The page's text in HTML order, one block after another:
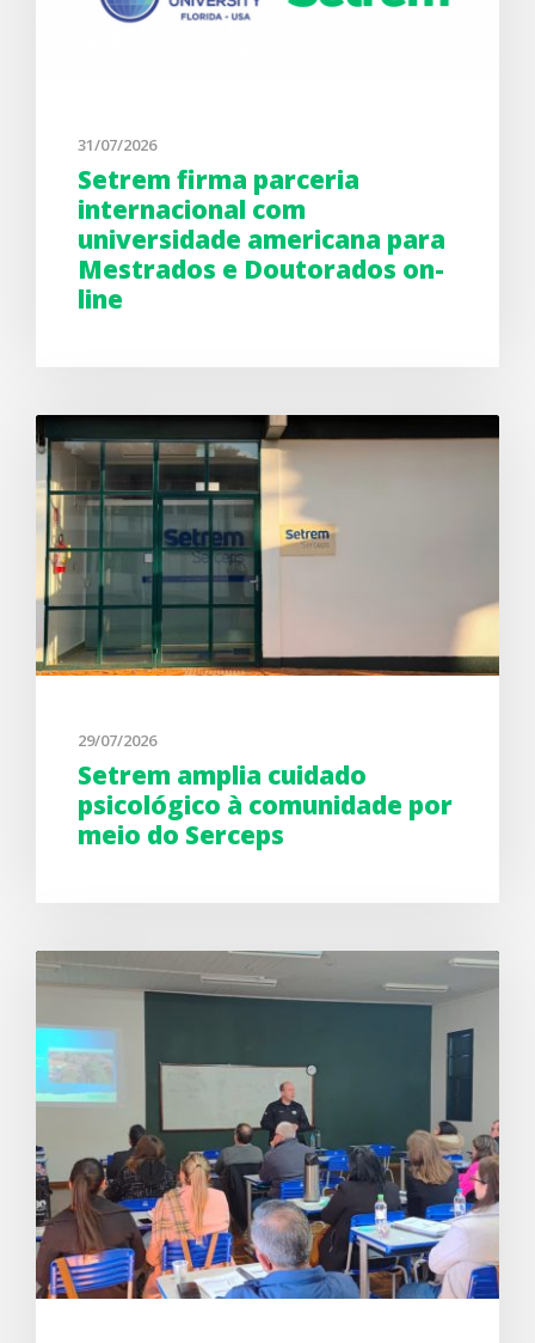
31/07/2026
Setrem firma parceria
internacional com
universidade americana para
Mestrados e Doutorados on-
line
29/07/2026
Setrem amplia cuidado
psicológico à comunidade por
meio do Serceps